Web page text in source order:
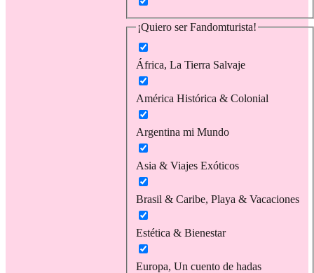
¡Quiero ser Fandomturista!
África, La Tierra Salvaje
América Histórica & Colonial
Argentina mi Mundo
Asia & Viajes Exóticos
Brasil & Caribe, Playa & Vacaciones
Estética & Bienestar
Europa, Un cuento de hadas